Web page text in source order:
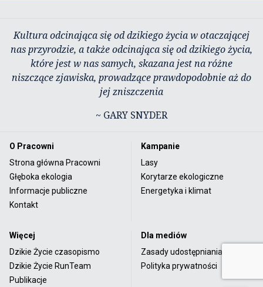
Kultura odcinająca się od dzikiego życia w otaczającej
nas przyrodzie, a także odcinająca się od dzikiego życia,
które jest w nas samych, skazana jest na różne
niszczące zjawiska, prowadzące prawdopodobnie aż do
jej zniszczenia
~ GARY SNYDER
O Pracowni
Strona główna Pracowni
Głęboka ekologia
Informacje publiczne
Kontakt
Kampanie
Lasy
Korytarze ekologiczne
Energetyka i klimat
Więcej
Dzikie Życie czasopismo
Dzikie Życie RunTeam
Publikacje
Dla mediów
Zasady udostępniania
Polityka prywatności